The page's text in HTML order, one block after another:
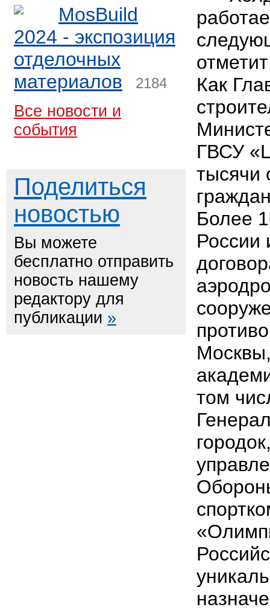
MosBuild
2024 - экспозиция
отделочных
материалов
2184
Все новости и
события
Поделиться
новостью
Вы можете
бесплатно отправить
новость нашему
редактору для
публикации »
Как
ГВСУ
тысячи
Более
России
том